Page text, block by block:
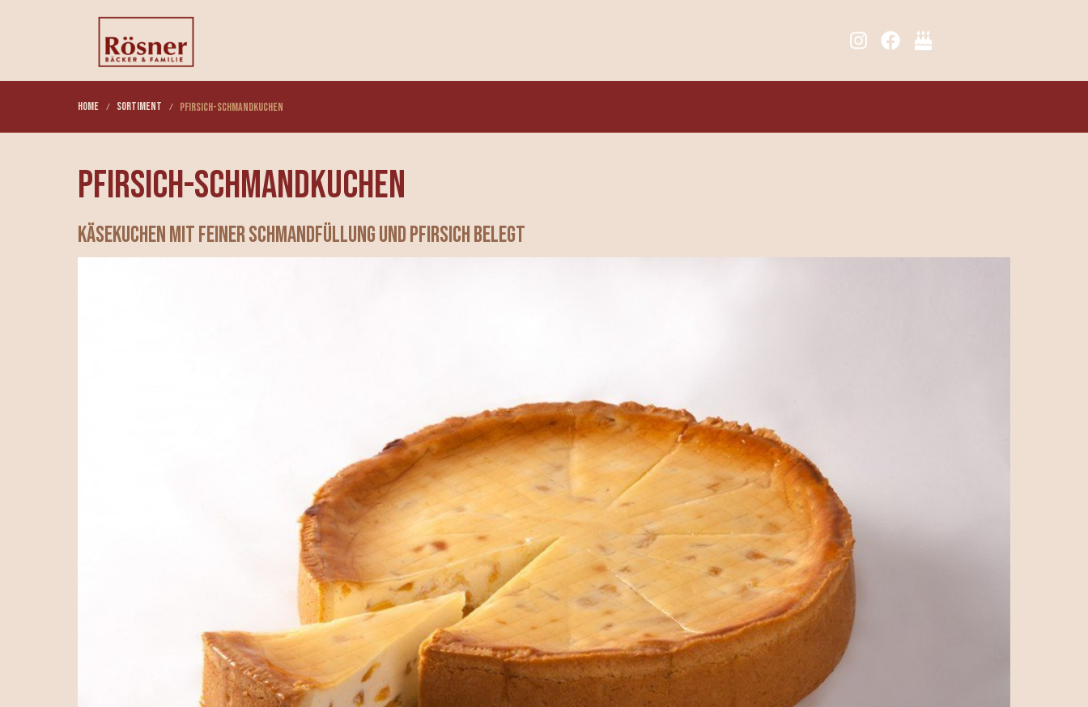
Home Sortiment Pfirsich-Schmandkuchen
Pfirsich-Schmandkuchen
Käsekuchen mit feiner Schmandfüllung und Pfirsich belegt